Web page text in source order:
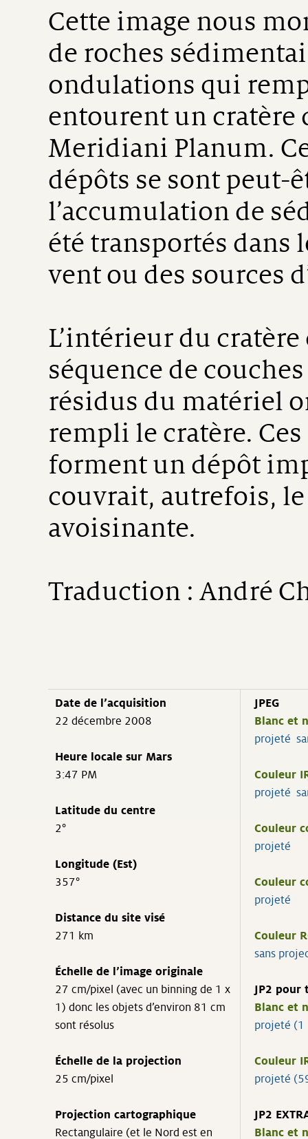
Cette image nous
de roches
ondulations qui
entourent un cratère
Meridiani Planum.
dépôts se sont peut-
l’accumulation de
été transportés dans
vent ou des sources
L’intérieur du
séquence de
résidus du matériel
rempli le cratère.
forment un dépôt
couvrait, autrefois,
avoisinante.
Traduction : André
Date de l’acquisition
22 décembre 2008
Heure locale sur Mars
3:47 PM
Latitude du centre
2°
Longitude (Est)
357°
Distance du site visé
271 km
Échelle de l’image originale
27 cm/pixel (avec un binning de 1 x
1) donc les objets d’environ 81 cm
sont résolus
Échelle de la projection
25 cm/pixel
Projection cartographique
Rectangulaire (et le Nord est en
JPEG
Blanc et
projeté
Couleur
projeté
Couleur
projeté
Couleur
projeté
Couleur
sans
JP2 pour
Blanc et
projeté (1
Couleur
projeté
JP2
Blanc et